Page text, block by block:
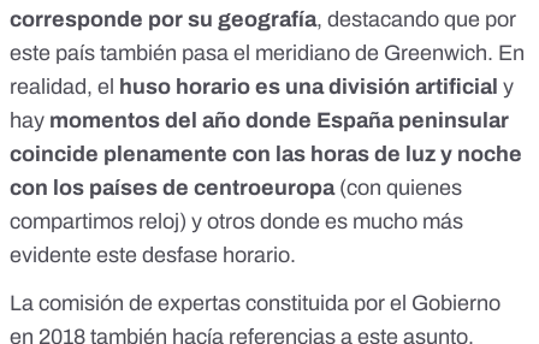
corresponde por su geografía, destacando que por
este país también pasa el meridiano de Greenwich. En
realidad, el huso horario es una división artificial y
hay momentos del año donde España peninsular
coincide plenamente con las horas de luz y noche
con los países de centroeuropa(con quienes
compartimos reloj) y otros donde es mucho más
evidente este desfase horario.
La comisión de expertas constituida por el Gobierno
en 2018 también hacía referencias a este asunto,